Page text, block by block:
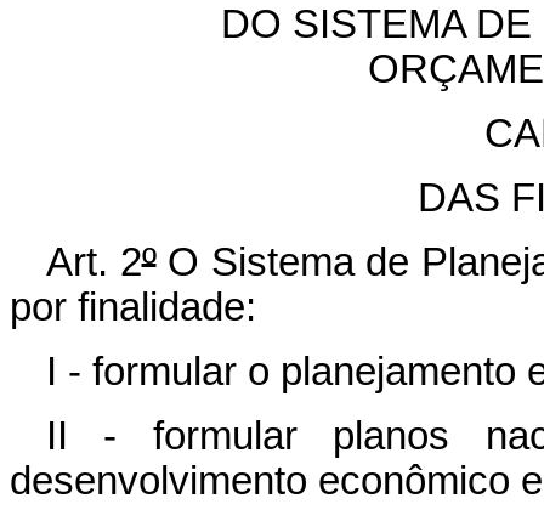
DO SISTEMA
DAS
Art. 2ºO Sistema de
por finalidade:
I - formular o planejamento
II - formular planos
desenvolvimento econômico